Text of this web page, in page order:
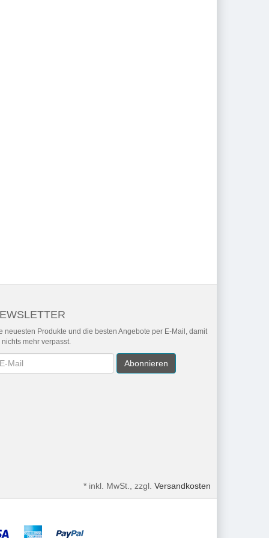
neuesten Produkte und die besten Angebote per E-Mail, damit
nichts mehr verpasst.
Abonnieren
* inkl. MwSt., zzgl. Versandkosten